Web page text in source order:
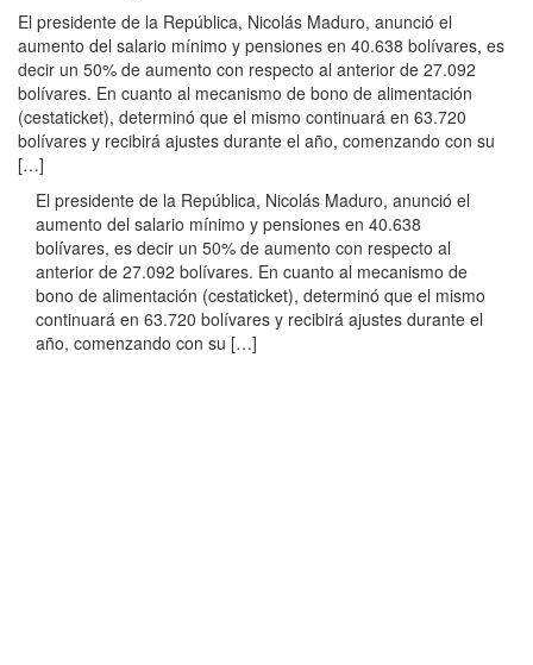
El presidente de la República, Nicolás Maduro, anunció el
aumento del salario mínimo y pensiones en 40.638 bolívares, es
decir un 50% de aumento con respecto al anterior de 27.092
bolívares. En cuanto al mecanismo de bono de alimentación
(cestaticket), determinó que el mismo continuará en 63.720
bolívares y recibirá ajustes durante el año, comenzando con su
[…]
El presidente de la República, Nicolás Maduro, anunció el
aumento del salario mínimo y pensiones en 40.638
bolívares, es decir un 50% de aumento con respecto al
anterior de 27.092 bolívares. En cuanto al mecanismo de
bono de alimentación (cestaticket), determinó que el mismo
continuará en 63.720 bolívares y recibirá ajustes durante el
año, comenzando con su […]